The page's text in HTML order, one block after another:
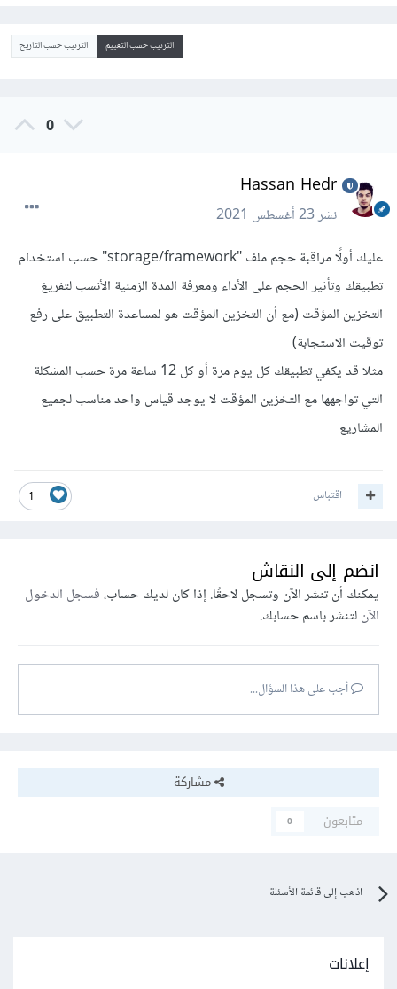
الترتيب حسب التقييم الترتيب حسب التاريخ
0
Hassan Hedr
نشر23 أغسطس 2021
عليك أولًا مراقبة حجم ملف "storage/framework" حسب استخدام
تطبيقك وتأثير الحجم على الأداء ومعرفة المدة الزمنية الأنسب لتفريغ
التخزين المؤقت (مع أن التخزين المؤقت هو لمساعدة التطبيق على رفع
توقيت الاستجابة)
مثلا قد يكفي تطبيقك كل يوم مرة أو كل 12 ساعة مرة حسب المشكلة
التي تواجهها مع التخزين المؤقت لا يوجد قياس واحد مناسب لجميع
المشاريع
1 اقتباس
انضم إلى النقاش
يمكنك أن تنشر الآن وتسجل لاحقًا. إذا كان لديك حساب،فسجل الدخول
الآنلتنشر باسم حسابك.
أجب على هذا السؤال...
مشاركة
متابعون
0
اذهب إلى قائمة الأسئلة
إعلانات